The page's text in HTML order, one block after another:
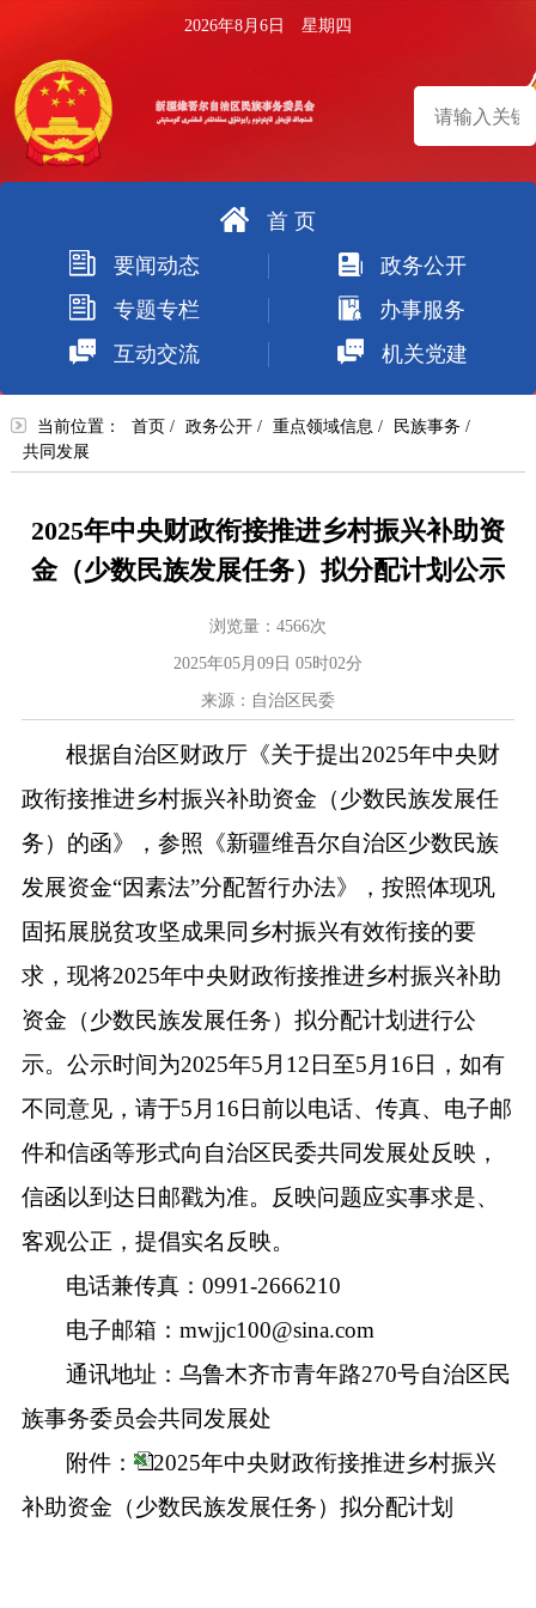
2026年8月6日 星期四
索
首 页
要闻动态
政务公开
专题专栏
办事服务
互动交流
机关党建
当前位置： 首页 / 政务公开/ 重点领域信息 / 民族事务 /
共同发展
2025年中央财政衔接推进乡村振兴补助资
金（少数民族发展任务）拟分配计划公示
浏览量： 4566次
2025年05月09日 05时02分
来源：自治区民委
根据自治区财政厅《关于提出2025年中央财
政衔接推进乡村振兴补助资金（少数民族发展任
务）的函》
，参照《新疆维吾尔自治区少数民族
发展资金“因素法”分配暂行办法》， 按照体现巩
固拓展脱贫攻坚成果同乡村振兴有效衔接的要
求 ，现将2025年中央财政衔接推进乡村振兴补助
资金（少数民族发展任务）拟分配计划进行公
示。公示时间为2025年5 月 12 日至5 月 16 日，如有
不同意见，请于5 月 16 日前以电话、传真、电子邮
件和信函等形式向自治区民委共同发展处反映，
信函以到达日邮戳为准。反映问题应实事求是、
客观公正，提倡实名反映。
电话兼传真： 0991-2666210
电子邮箱： mwjjc100@sina.com
通讯地址：乌鲁木齐市青年路270号自治区民
族事务委员会共同发展处
附件：
2025年中央财政衔接推进乡村振兴
补助资金（少数民族发展任务）拟分配计划